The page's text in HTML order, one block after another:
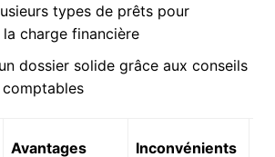
types de prêts pour
charge financière
dossier solide grâce aux conseils
comptables
Avantages Inconvénients